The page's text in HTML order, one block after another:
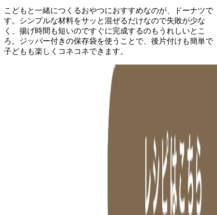
こどもと一緒につくるおやつにおすすめなのが、ドーナツで
す。シンプルな材料をサッと混ぜるだけなので失敗が少な
く、揚げ時間も短いのですぐに完成するのもうれしいとこ
ろ。ジッパー付きの保存袋を使うことで、後片付けも簡単で
子どもも楽しくコネコネできます。